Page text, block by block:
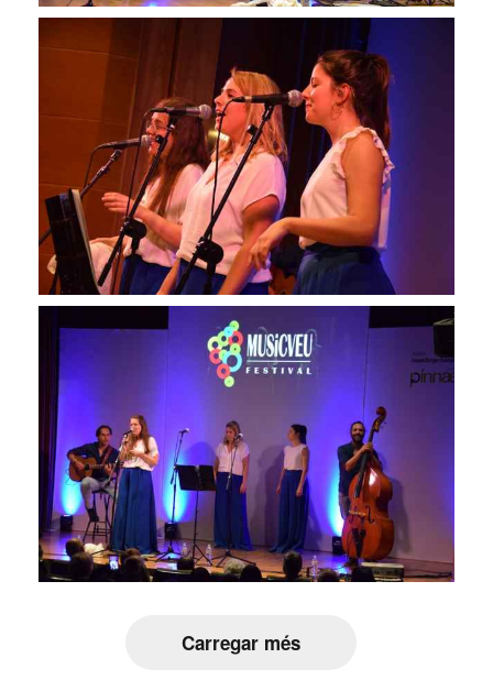
Carregar més